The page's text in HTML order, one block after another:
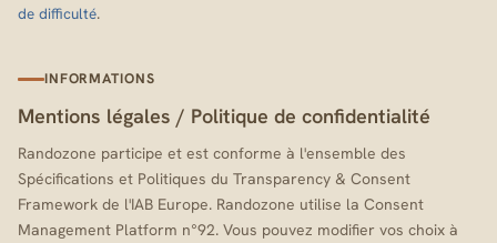
de difficulté.
INFORMATIONS
Mentions légales / Politique de confidentialité
Randozone participe et est conforme à l'ensemble des
Spécifications et Politiques du Transparency & Consent
Framework de l'IAB Europe. Randozone utilise la Consent
Management Platform n°92. Vous pouvez modifier vos choix à